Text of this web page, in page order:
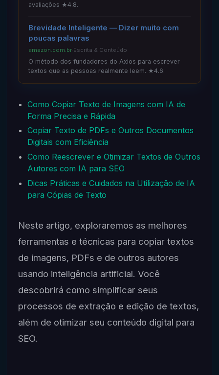
avaliações ★4.8.
Brevidade Inteligente — Dizer muito com
poucas palavras
amazon.com.br·Escrita & Conteúdo
O método dos fundadores do Axios para escrever
textos que as pessoas realmente leem. ★4.6.
Como Copiar Texto de Imagens com IA de
Forma Precisa e Rápida
Copiar Texto de PDFs e Outros Documentos
Digitais com Eficiência
Como Reescrever e Otimizar Textos de Outros
Autores com IA para SEO
Dicas Práticas e Cuidados na Utilização de IA
para Cópias de Texto
Neste artigo, exploraremos as melhores
ferramentas e técnicas para copiar textos
de imagens, PDFs e de outros autores
usando inteligência artificial. Você
descobrirá como simplificar seus
processos de extração e edição de textos,
além de otimizar seu conteúdo digital para
SEO.